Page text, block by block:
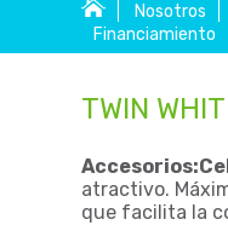
Nosotros
Financiamiento
TWIN
atractivo.
que facilita la